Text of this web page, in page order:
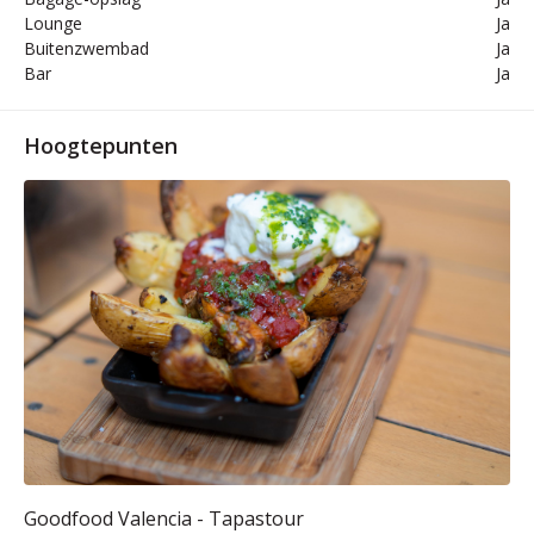
Lounge
Ja
Buitenzwembad
Ja
Bar
Ja
Hoogtepunten
Goodfood Valencia - Tapastour